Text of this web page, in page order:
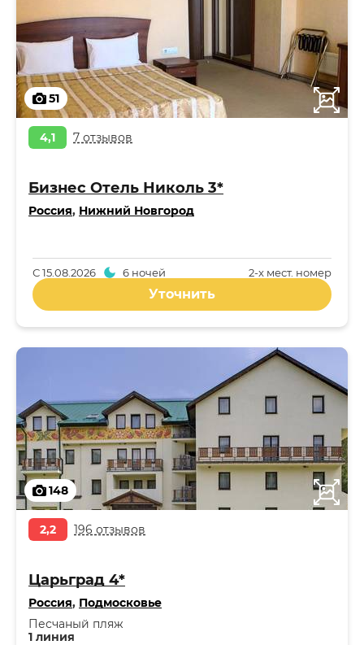
51
4,1 7 отзывов
Бизнес Отель Николь 3*
Россия, Нижний Новгород
2-x мест. номер
С15.08.2026 6 ночей
Уточнить
148
2,2 196 отзывов
Царьград 4*
Россия, Подмосковье
1 линия
Песчаный пляж